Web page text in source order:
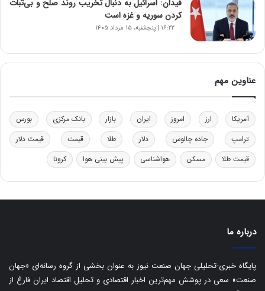
ی
ت
و
ل
د
خ
و
د
ر
و
ی
ک
ی
ف
ی
فیدان: اسرائیل به دنبال تخریب روند صلح و بی‌ثبات
کردن سوریه و غزه است
۱۶:۲۲ | پنجشنبه، ۱۵ مرداد ۱۴۰۵
عناوین مهم
آمریکا ارز امروز ایران بازار بانک مرکزی
بورس
ترامپ
جاده چالوس دلار طلا قیمت
قیمت دلار
قیمت طلا
مسکن هواشناسی پیش بینی هوا کرونا
درباره ما
پایگاه خبری-تحلیلی جهان صنعت نیوز به عنوان بخشی از گروه رسانه‌ای «جهان
صنعت» سعی در پوشش مهم‌ترین اخبار اقتصادی و تحلیل اقتصاد ایران فارغ از